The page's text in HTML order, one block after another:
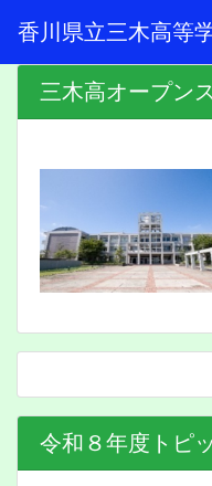
香川県立三木高等
三木高オープン
令和８年度トピ